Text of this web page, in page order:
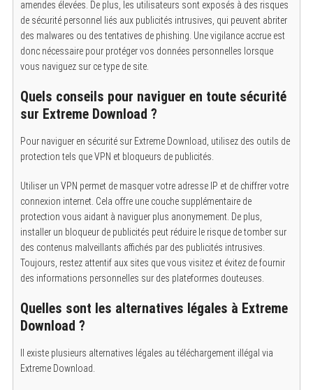
amendes élevées. De plus, les utilisateurs sont exposés à des risques
de sécurité personnel liés aux publicités intrusives, qui peuvent abriter
des malwares ou des tentatives de phishing. Une vigilance accrue est
donc nécessaire pour protéger vos données personnelles lorsque
vous naviguez sur ce type de site.
Quels conseils pour naviguer en toute sécurité
sur Extreme Download ?
Pour naviguer en sécurité sur Extreme Download, utilisez des outils de
protection tels que VPN et bloqueurs de publicités.
Utiliser un VPN permet de masquer votre adresse IP et de chiffrer votre
connexion internet. Cela offre une couche supplémentaire de
protection vous aidant à naviguer plus anonymement. De plus,
installer un bloqueur de publicités peut réduire le risque de tomber sur
des contenus malveillants affichés par des publicités intrusives.
Toujours, restez attentif aux sites que vous visitez et évitez de fournir
des informations personnelles sur des plateformes douteuses.
Quelles sont les alternatives légales à Extreme
Download ?
Il existe plusieurs alternatives légales au téléchargement illégal via
Extreme Download.